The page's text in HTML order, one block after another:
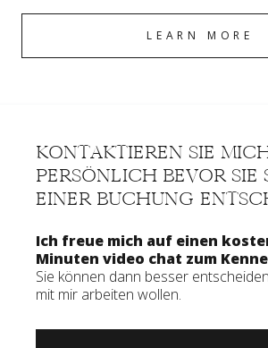
LEARN MORE
KONTAKTIEREN SIE
PERSÖNLICH BEVOR SIE
EINER BUCHUNG
Ich freue mich auf einen
Minuten video chat zum
Sie können dann besser
mit mir arbeiten wollen.